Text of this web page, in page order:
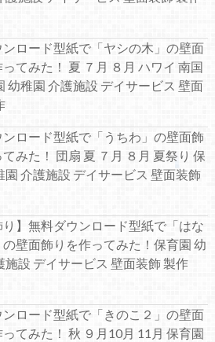
ロード型紙で「ヤシの木」の壁面
てみた！ 夏 ７月 ８月 ハワイ 南国
幼稚園 介護施設 デイサービス 壁面
ロード型紙で「うちわ」の壁面飾
てみた！ 団扇 夏 ７月 ８月 夏祭り 保
園 介護施設 デイサービス 壁面装飾
り】無料ダウンロード型紙で「はな
の壁面飾りを作ってみた！保育園 幼
施設 デイサービス 壁面装飾 製作
ロード型紙で「きのこ２」の壁面
てみた！ 秋 ９月10月 11月 保育園